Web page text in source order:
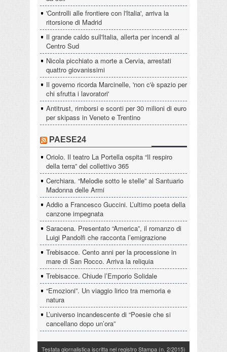
'Controlli alle frontiere con l'Italia', arriva la
ritorsione di Madrid
Il grande caldo sull'Italia, allerta per incendi al
Centro Sud
Nicola picchiato a morte a Cervia, arrestati
quattro giovanissimi
Il governo ricorda Marcinelle, 'non c'è spazio per
chi sfrutta i lavoratori'
Antitrust, rimborsi e sconti per 30 milioni di euro
per skipass in Veneto e Trentino
PAESE24
Oriolo. Il teatro La Portella ospita “Il respiro
della terra” del collettivo 365
Cerchiara. “Melodie sotto le stelle” al Santuario
Madonna delle Armi
Addio a Francesco Guccini. L’ultimo poeta della
canzone impegnata
Saracena. Presentato “America”, il romanzo di
Luigi Pandolfi che racconta l’emigrazione
Trebisacce. Cento anni per la processione in
mare di San Rocco. Arriva la reliquia
Trebisacce. Chiude l’Emporio Solidale
“Emozioni”. Un viaggio lirico tra memoria e
natura
L’universo incandescente di “Poesie che si
cancellano dopo un’ora”
Testata giornalistica iscritta nel registro Stampa (n. 2/2015)